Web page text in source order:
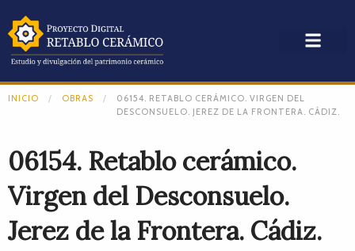
INICIO OBRAS
06154. RETABLO CERÁMICO. VIRGEN DEL
DESCONSUELO. JEREZ DE LA FRONTERA. CÁDIZ.
06154. Retablo cerámico.
Virgen del Desconsuelo.
Jerez de la Frontera. Cádiz.